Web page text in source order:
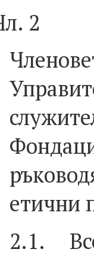
2
етични
2.1.